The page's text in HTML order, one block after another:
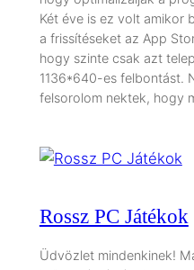
Két éve is ez volt amikor
a frissítéseket az App
hogy szinte csak azt
1136*640-es felbontást.
felsorolom nektek, hogy
Rossz PC Játékok
Üdvözlet mindenkinek!